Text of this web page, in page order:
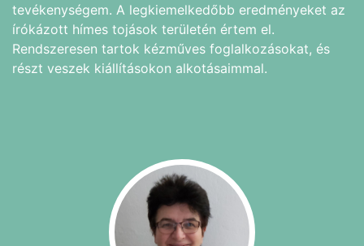
tevékenységem. A legkiemelkedőbb eredményeket az
írókázott hímes tojások területén értem el.
Rendszeresen tartok kézműves foglalkozásokat, és
részt veszek kiállításokon alkotásaimmal.